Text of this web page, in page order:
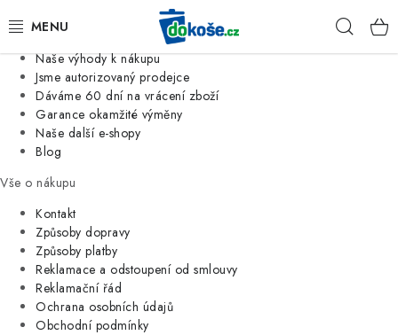
Jsme tradiční česká firma
Naše výhody k nákupu
Jsme autorizovaný prodejce
Dáváme 60 dní na vrácení zboží
Garance okamžité výměny
Naše další e-shopy
Blog
Vše o nákupu
Kontakt
Způsoby dopravy
Způsoby platby
Reklamace a odstoupení od smlouvy
Reklamační řád
Ochrana osobních údajů
Obchodní podmínky
KOŠE
SÁČKY
KUCHYNĚ
ORGANIZACE
DOMÁCNOST